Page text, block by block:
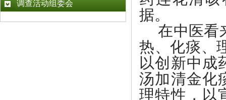
调查活动组委会
据。
在中医看
热、化痰、
以创新中成
汤加清金化
理特性，以